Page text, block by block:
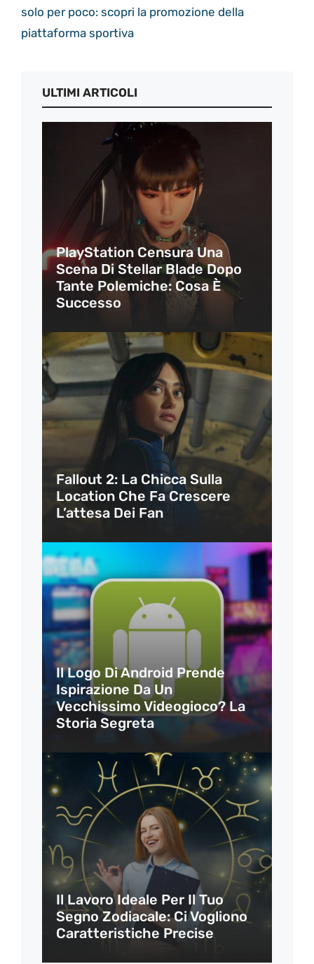
solo per poco: scopri la promozione della
piattaforma sportiva
ULTIMI ARTICOLI
PlayStation Censura Una
Scena Di Stellar Blade Dopo
Tante Polemiche: Cosa È
Successo
Fallout 2: La Chicca Sulla
Location Che Fa Crescere
L’attesa Dei Fan
Il Logo Di Android Prende
Ispirazione Da Un
Vecchissimo Videogioco? La
Storia Segreta
Il Lavoro Ideale Per Il Tuo
Segno Zodiacale: Ci Vogliono
Caratteristiche Precise